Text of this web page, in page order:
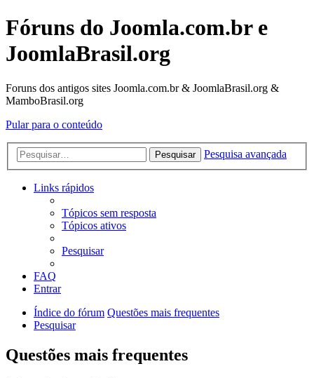
Fóruns do Joomla.com.br e
JoomlaBrasil.org
Foruns dos antigos sites Joomla.com.br & JoomlaBrasil.org &
MamboBrasil.org
Pular para o conteúdo
Pesquisar Pesquisa avançada
Links rápidos
Tópicos sem resposta
Tópicos ativos
Pesquisar
FAQ
Entrar
Índice do fórum Questões mais frequentes
Pesquisar
Questões mais frequentes